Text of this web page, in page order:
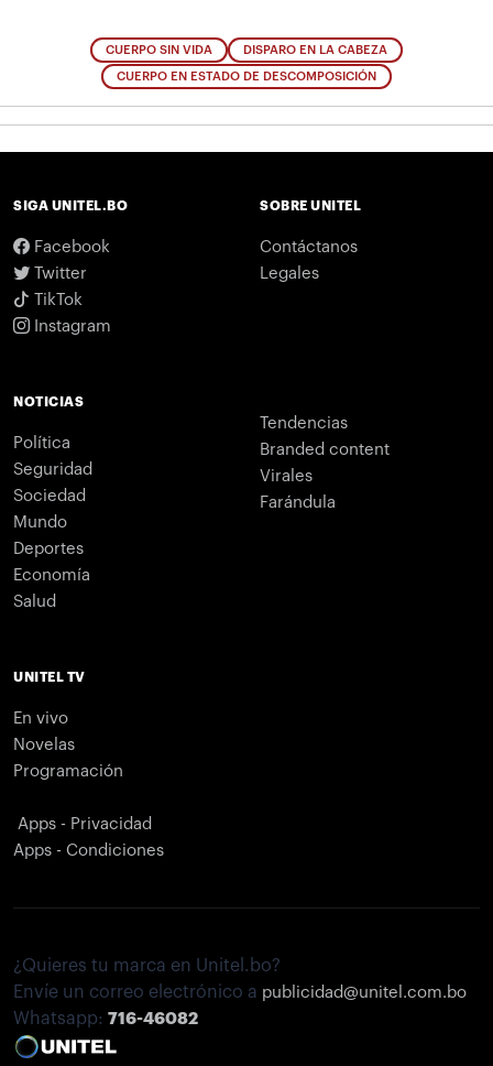
CUERPO SIN VIDA DISPARO EN LA CABEZA
CUERPO EN ESTADO DE DESCOMPOSICIÓN
SIGA UNITEL.BO
Facebook
Twitter
TikTok
Instagram
SOBRE UNITEL
Contáctanos
Legales
NOTICIAS
Política
Seguridad
Sociedad
Mundo
Deportes
Economía
Salud
Tendencias
Branded content
Virales
Farándula
UNITEL TV
En vivo
Novelas
Programación
Apps - Privacidad
Apps - Condiciones
¿Quieres tu marca en Unitel.bo?
Envíe un correo electrónico a publicidad@unitel.com.bo
Whatsapp: 716-46082